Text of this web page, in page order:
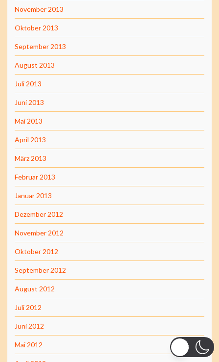
November 2013
Oktober 2013
September 2013
August 2013
Juli 2013
Juni 2013
Mai 2013
April 2013
März 2013
Februar 2013
Januar 2013
Dezember 2012
November 2012
Oktober 2012
September 2012
August 2012
Juli 2012
Juni 2012
Mai 2012